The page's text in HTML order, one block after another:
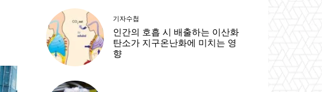
기자수첩
인간의 호흡 시 배출하는 이산화
탄소가 지구온난화에 미치는 영
향